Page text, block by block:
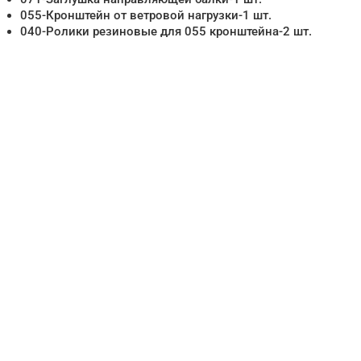
055-Кронштейн от ветровой нагрузки-1 шт.
040-Ролики резиновые для 055 кронштейна-2 шт.